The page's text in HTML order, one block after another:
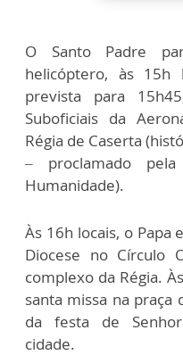
O Santo Padre
helicóptero, às 15h
prevista para
Suboficiais da
Régia de Caserta
– proclamado pela
Humanidade).
Às 16h locais, o Papa
Diocese no Círculo
complexo da Régia.
santa missa na praça
da festa de
cidade.